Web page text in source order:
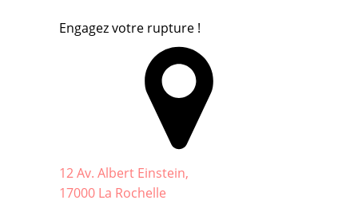
Engagez votre rupture !
12 Av. Albert Einstein,
17000 La Rochelle